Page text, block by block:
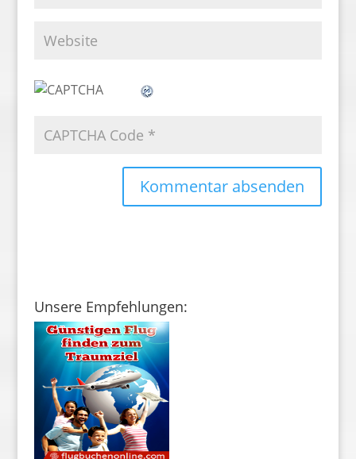
Unsere Empfehlungen: